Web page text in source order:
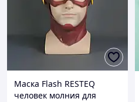
Маска Flash RESTEQ
человек молния для